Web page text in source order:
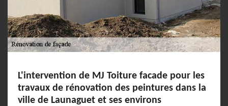
L'intervention de MJ Toiture facade pour les
travaux de rénovation des peintures dans la
ville de Launaguet et ses environs